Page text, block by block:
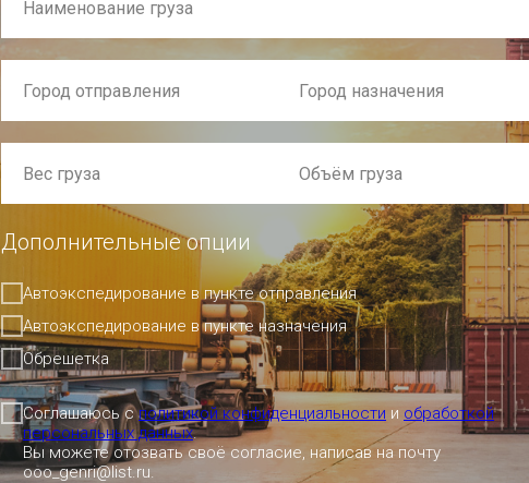
Дополнительные опции
Автоэкспедирование в пункте отправления
Автоэкспедирование в пункте назначения
Обрешетка
Соглашаюсь сполитикой конфиденциальности и обработкой
персональных данных.
Вы можете отозвать своё согласие, написав на почту
ooo_genri@list.ru.